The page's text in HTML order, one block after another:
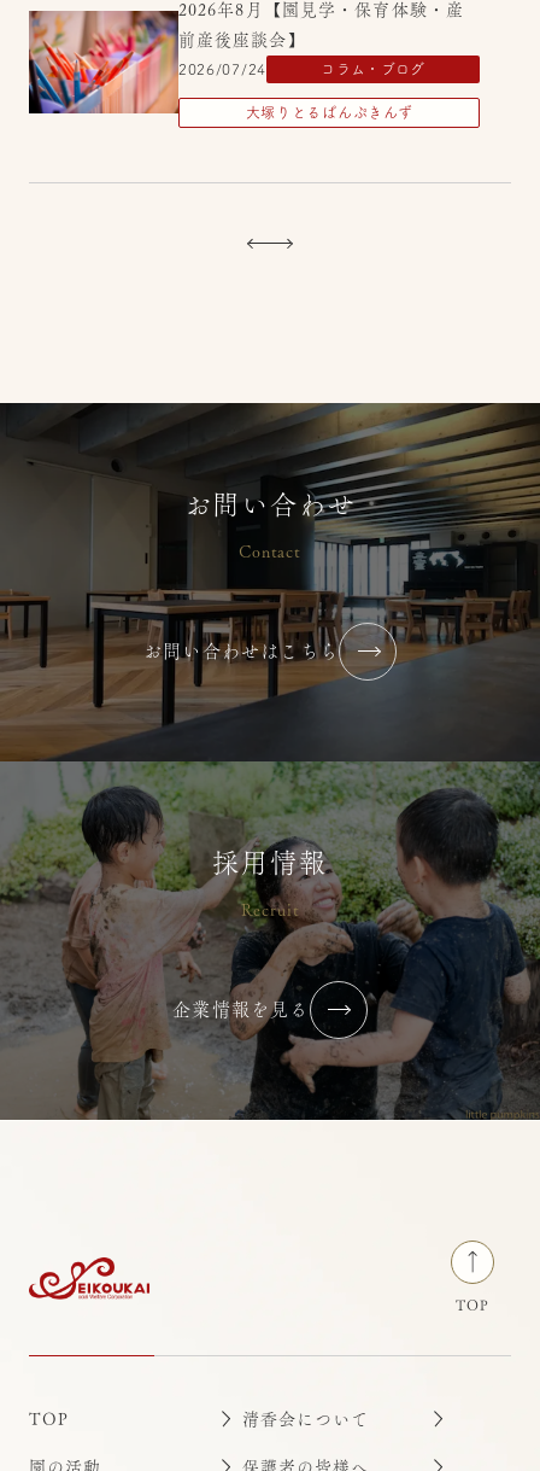
2026年8月【園見学・保育体験・産
前産後座談会】
2026/07/24 コラム・ブログ
大塚りとるぱんぷきんず
【2026年 夏】小中高生 保育ボラン
2026年7月【まずはやってみる】
コラム・ブログ
横浜りとるぱんぷきんず
じる瞬間はありますか？】
2026/07/02 コラム・ブログ
横浜りとるぱんぷきんず
令和７年度 すくわくプログラム報
告書
2026/07/02 コラム・ブログ
荻窪りとるぱんぷきんず
お問い合わせ
Contact
お問い合わせはこちら
採用情報
Recruit
企業情報を見る
TOP
TOP 清香会について
園の活動 保護者の皆様へ